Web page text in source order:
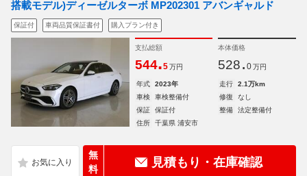
搭載モデル)ディーゼルターボ MP202301 アバンギャルド
保証付 車両品質保証書付 購入プラン付き
支払総額
544.5 万円
本体価格
528. 0 万円
年式 2023年 走行
2.1万km
車検
車検整備付 修復
なし
保証
保証付 整備
法定整備付
住所
千葉県 浦安市
無
料
見積もり・在庫確認